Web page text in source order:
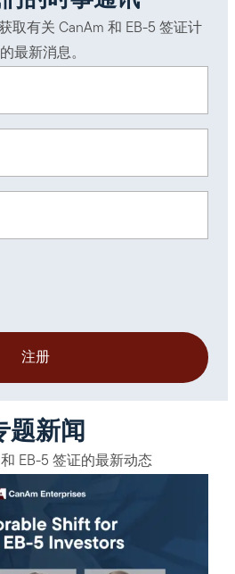
取有关 CanAm 和 EB-5 签证计
最新消息。
题新闻
和 EB-5 签证的最新动态